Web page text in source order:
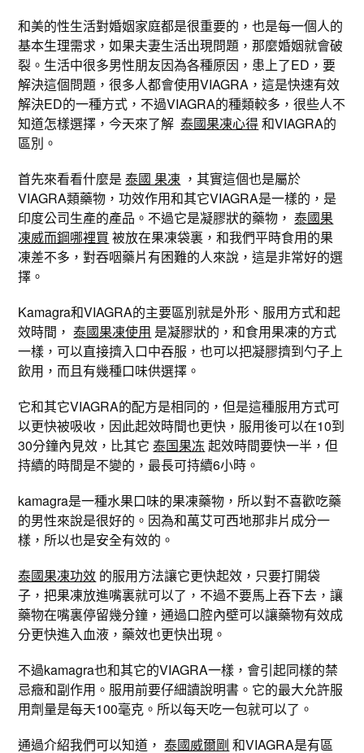
和美的性生活對婚姻家庭都是很重要的，也是每一個人的
基本生理需求，如果夫妻生活出現問題，那麼婚姻就會破
裂。生活中很多男性朋友因為各種原因，患上了ED，要
解決這個問題，很多人都會使用VIAGRA，這是快速有效
解決ED的一種方式，不過VIAGRA的種類較多，很些人不
知道怎樣選擇，今天來了解泰國果凍心得和VIAGRA的
區別。
首先來看看什麼是泰國 果凍 ，其實這個也是屬於
VIAGRA類藥物，功效作用和其它VIAGRA是一樣的，是
印度公司生產的產品。不過它是凝膠狀的藥物，泰國果
凍威而鋼哪裡買 被放在果凍袋裏，和我們平時食用的果
凍差不多，對吞咽藥片有困難的人來說，這是非常好的選
擇。
Kamagra和VIAGRA的主要區別就是外形、服用方式和起
效時間，泰國果凍使用 是凝膠狀的，和食用果凍的方式
一樣，可以直接擠入口中吞服，也可以把凝膠擠到勺子上
飲用，而且有幾種口味供選擇。
它和其它VIAGRA的配方是相同的，但是這種服用方式可
以更快被吸收，因此起效時間也更快，服用後可以在10到
30分鐘內見效，比其它泰国果冻起效時間要快一半，但
持續的時間是不變的，最長可持續6小時。
kamagra是一種水果口味的果凍藥物，所以對不喜歡吃藥
的男性來說是很好的。因為和萬艾可西地那非片成分一
樣，所以也是安全有效的。
泰國果凍功效 的服用方法讓它更快起效，只要打開袋
子，把果凍放進嘴裏就可以了，不過不要馬上吞下去，讓
藥物在嘴裏停留幾分鐘，通過口腔內壁可以讓藥物有效成
分更快進入血液，藥效也更快出現。
不過kamagra也和其它的VIAGRA一樣，會引起同樣的禁
忌癥和副作用。服用前要仔細讀說明書。它的最大允許服
用劑量是每天100毫克。所以每天吃一包就可以了。
通過介紹我們可以知道，泰國威爾剛 和VIAGRA是有區